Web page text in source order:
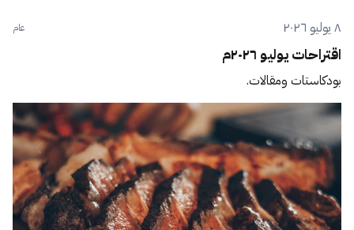
٨ يوليو ٢٠٢٦ عام
اقتراحات يوليو ٢٠٢٦م
بودكاستات ومقالات.